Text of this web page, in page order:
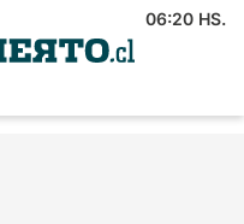
06:20 HS.